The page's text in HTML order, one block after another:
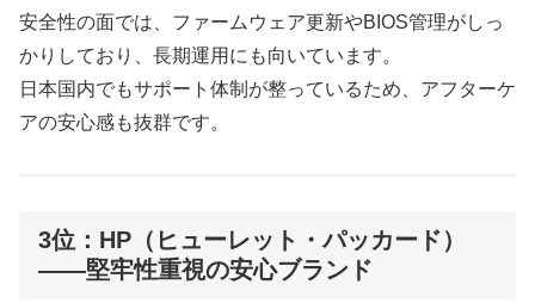
安全性の面では、ファームウェア更新やBIOS管理がしっ
かりしており、長期運用にも向いています。
日本国内でもサポート体制が整っているため、アフターケ
アの安心感も抜群です。
3位：HP（ヒューレット・パッカード）
――堅牢性重視の安心ブランド